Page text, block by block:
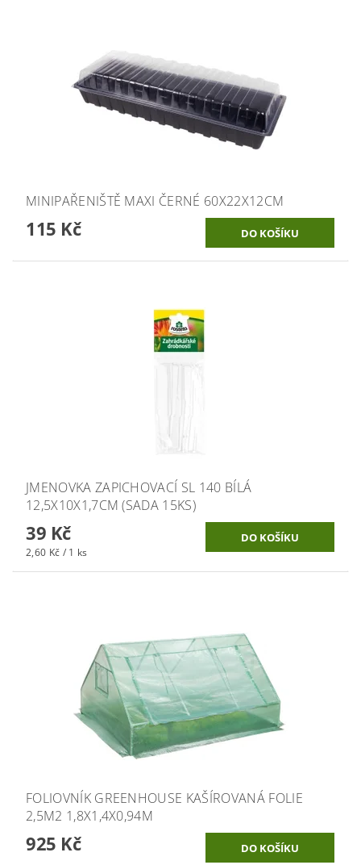
MINIPAŘENIŠTĚ MAXI ČERNÉ 60X22X12CM
115 Kč
JMENOVKA ZAPICHOVACÍ SL 140 BÍLÁ
12,5X10X1,7CM (SADA 15KS)
39 Kč
2,60 Kč / 1 ks
FOLIOVNÍK GREENHOUSE KAŠÍROVANÁ FOLIE
2,5M2 1,8X1,4X0,94M
925 Kč